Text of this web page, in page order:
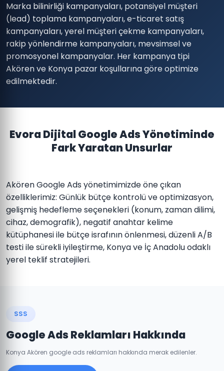
Marka bilinirliği kampanyaları, potansiyel müşteri
(lead) toplama kampanyaları, e-ticaret satış
kampanyaları, yerel müşteri çekme kampanyaları,
rakip yönlendirme kampanyaları, mevsimsel ve
promosyonel kampanyalar. Her kampanya tipi
Akören ve Konya pazar koşullarına göre optimize
edilmektedir.
Evora Dijital Google Ads Yönetiminde
Fark Yaratan Unsurlar
Akören Google Ads yönetimimizde öne çıkan
özelliklerimiz: Günlük bütçe kontrolü ve optimizasyon,
gelişmiş hedefleme seçenekleri (konum, zaman dilimi,
cihaz, demografik), negatif anahtar kelime
kütüphanesi ile bütçe israfının önlenmesi, düzenli A/B
testi ile sürekli iyileştirme, Konya ve İç Anadolu odaklı
yerel teklif stratejileri.
SSS
Google Ads Reklamları Hakkında
Konya Akören google ads reklamları hakkında merak edilenler.